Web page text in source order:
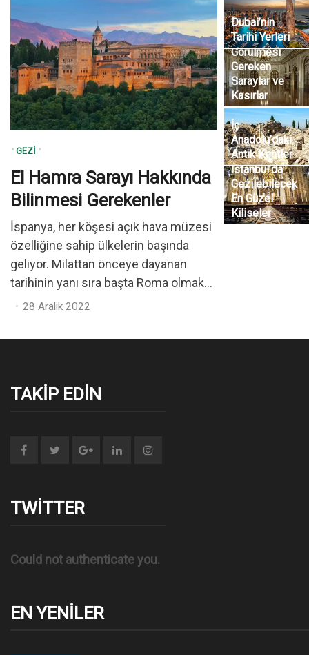
GEZI
El Hamra Sarayı Hakkında
Bilinmesi Gerekenler
İspanya, her köşesi açık hava müzesi
özelliğine sahip ülkelerin başında
geliyor. Milattan önceye dayanan
tarihinin yanı sıra başta Roma olmak...
Posted
28 Aralık 2022
Dubai’nin
Tarihi Yerleri
Türkiye’de
Görülmesi
Gereken
Saraylar ve
Kasırlar
İç
Anadolu’daki
Antik Kentler
İstanbul’da
Gezilebilecek
En Güzel
Kiliseler
TAKIP EDIN
TWITTER
Could not authenticate you.
EN YENILER